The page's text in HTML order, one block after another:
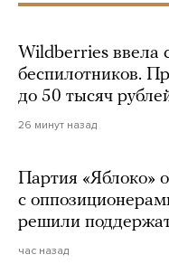
Wildberries ввела
беспилотников.
до 50 тысяч
26 минут назад
Партия «Яблоко»
с
решили
час назад